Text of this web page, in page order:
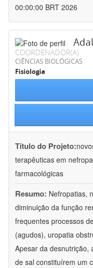
00:00:00 BRT 2026
COORDENADOR(A)
CIÊNCIAS BIOLÓGICAS
Fisiologia
Título do Projeto:
terapêuticas em
farmacológicas
Resumo: Nefropatias,
diminuição da função
frequentes processos
(agudos), uropatia
Apesar da desnutrição,
de sal constituírem um